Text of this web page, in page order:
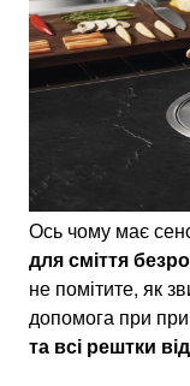
Ось чому має
для сміття
не помітите, як
допомога при
та всі рештки